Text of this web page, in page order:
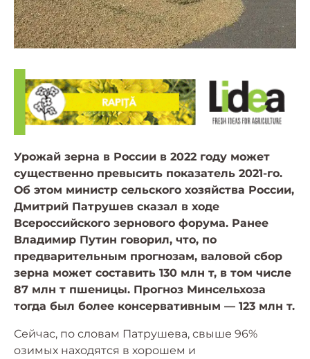
Урожай зерна в России в 2022 году может
существенно превысить показатель 2021-го.
Об этом министр сельского хозяйства России,
Дмитрий Патрушев сказал в ходе
Всероссийского зернового форума. Ранее
Владимир Путин говорил, что, по
предварительным прогнозам, валовой сбор
зерна может составить 130 млн т, в том числе
87 млн т пшеницы. Прогноз Минсельхоза
тогда был более консервативным — 123 млн т.
Сейчас, по словам Патрушева, свыше 96%
озимых находятся в хорошем и